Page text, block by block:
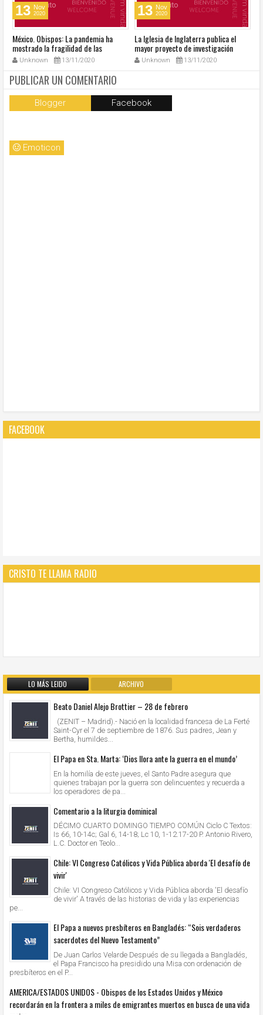
13 Nov
2020
México. Obispos: La pandemia ha
mostrado la fragilidad de las
estructuras del país
Unknown 13/11/2020
13 Nov
2020
La Iglesia de Inglaterra publica el
mayor proyecto de investigación
sobre sexualidad
Unknown 13/11/2020
PUBLICAR UN COMENTARIO
Blogger Facebook
Emoticon
FACEBOOK
CRISTO TE LLAMA RADIO
LO MÁS LEIDO ARCHIVO
Beato Daniel Alejo Brottier – 28 de febrero
(ZENIT – Madrid).- Nació en la localidad francesa de La Ferté
Saint-Cyr el 7 de septiembre de 1876. Sus padres, Jean y
Bertha, humildes...
El Papa en Sta. Marta: ‘Dios llora ante la guerra en el mundo’
En la homilía de este jueves, el Santo Padre asegura que
quienes trabajan por la guerra son delincuentes y recuerda a
los operadores de pa...
Comentario a la liturgia dominical
DÉCIMO CUARTO DOMINGO TIEMPO COMÚN Ciclo C Textos:
Is 66, 10-14c; Gal 6, 14-18; Lc 10, 1-12.17-20 P. Antonio Rivero,
L.C. Doctor en Teolo...
Chile: VI Congreso Católicos y Vida Pública aborda 'El desafío de
vivir'
Chile: VI Congreso Católicos y Vida Pública aborda 'El desafío
de vivir' A través de las historias de vida y las experiencias
pe...
El Papa a nuevos presbíteros en Bangladés: “Sois verdaderos
sacerdotes del Nuevo Testamento”
De Juan Carlos Velarde Después de su llegada a Bangladés,
el Papa Francisco ha presidido una Misa con ordenación de
presbíteros en el P...
AMERICA/ESTADOS UNIDOS - Obispos de los Estados Unidos y México
recordarán en la frontera a miles de emigrantes muertos en busca de una vida